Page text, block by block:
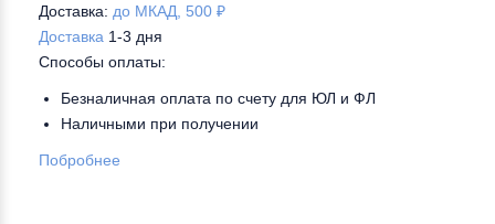
Доставка: до МКАД, 500 ₽
Доставка 1-3 дня
Способы оплаты:
Безналичная оплата по счету для ЮЛ и ФЛ
Наличными при получении
Побробнее